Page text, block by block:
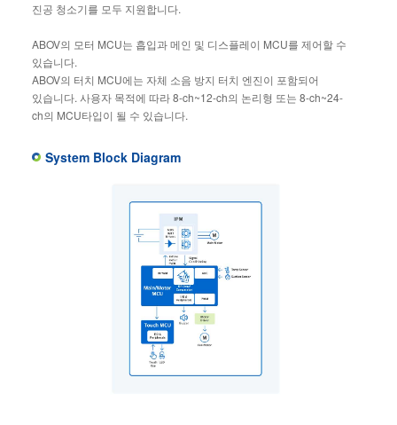
진공 청소기를 모두 지원합니다.
ABOV의 모터 MCU는 흡입과 메인 및 디스플레이 MCU를 제어할 수
있습니다.
ABOV의 터치 MCU에는 자체 소음 방지 터치 엔진이 포함되어
있습니다. 사용자 목적에 따라 8-ch~12-ch의 논리형 또는 8-ch~24-
ch의 MCU타입이 될 수 있습니다.
System Block Diagram